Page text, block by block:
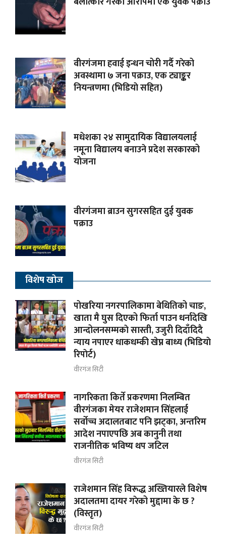
वीरगंजमा हवाई इन्धन चोरी गर्दै गरेको
अवस्थामा ७ जना पक्राउ, एक ट्याङ्कर
नियन्त्रणमा (भिडियाे सहित)
मधेशका २४ सामुदायिक विद्यालयलाई
नमूना विद्यालय बनाउने प्रदेश सरकारको
योजना
वीरगंजमा ब्राउन सुगरसहित दुई युवक
पक्राउ
विशेष खोज
पोखरिया नगरपालिकामा बेथितिको चाङ,
खाता मै घुस दिएको फिर्ता पाउन धर्नादेखि
आन्दोलनसम्मकाे सास्ती, उजुरी दिदाँदिदै
न्याय नपाएर धाकधम्की खेप्न बाध्य (भिडियाे
रिपाेर्ट)
वीरगंज सिटी
नागरिकता किर्ते प्रकरणमा निलम्बित
वीरगंजका मेयर राजेशमान सिंहलाई
सर्वोच्च अदालतबाट पनि झट्का, अन्तरिम
आदेश नपाएपछि अब कानुनी तथा
राजनीतिक भविष्य थप जटिल
वीरगंज सिटी
राजेशमान सिंह विरूद्ध अख्तियारले विशेष
अदालतमा दायर गरेको मुद्दामा के छ ?
(विस्तृत)
वीरगंज सिटी